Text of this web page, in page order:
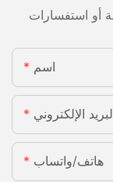
اسم
الإلكتروني
هاتف/واتساب